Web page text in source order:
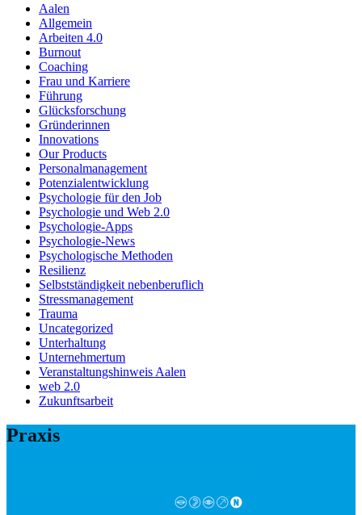
Aalen
Allgemein
Arbeiten 4.0
Burnout
Coaching
Frau und Karriere
Führung
Glücksforschung
Gründerinnen
Innovations
Our Products
Personalmanagement
Potenzialentwicklung
Psychologie für den Job
Psychologie und Web 2.0
Psychologie-Apps
Psychologie-News
Psychologische Methoden
Resilienz
Selbstständigkeit nebenberuflich
Stressmanagement
Trauma
Uncategorized
Unterhaltung
Unternehmertum
Veranstaltungshinweis Aalen
web 2.0
Zukunftsarbeit
Praxis